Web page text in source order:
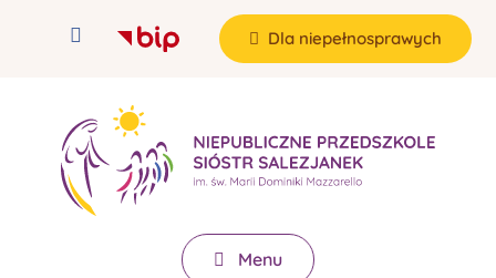
Dla niepełnosprawych
Menu